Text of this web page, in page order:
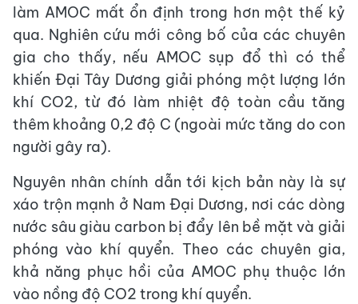
làm AMOC mất ổn định trong hơn một thế kỷ
qua. Nghiên cứu mới công bố của các chuyên
gia cho thấy, nếu AMOC sụp đổ thì có thể
khiến Đại Tây Dương giải phóng một lượng lớn
khí CO2, từ đó làm nhiệt độ toàn cầu tăng
thêm khoảng 0,2 độ C (ngoài mức tăng do con
người gây ra).
Nguyên nhân chính dẫn tới kịch bản này là sự
xáo trộn mạnh ở Nam Đại Dương, nơi các dòng
nước sâu giàu carbon bị đẩy lên bề mặt và giải
phóng vào khí quyển. Theo các chuyên gia,
khả năng phục hồi của AMOC phụ thuộc lớn
vào nồng độ CO2 trong khí quyển.